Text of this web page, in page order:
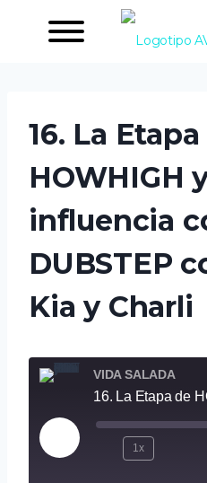
16. La
HOWHIGH
influencia
DUBSTEP
Kia y Charli
VIDA SALADA
R
e
1x